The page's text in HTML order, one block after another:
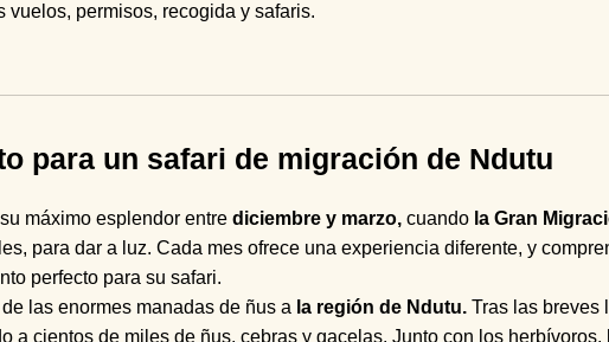
vuelos, permisos, recogida y safaris.
para un safari de migración de Ndutu
máximo esplendor entre diciembre y marzo, cuando la Gran
para dar a luz. Cada mes ofrece una experiencia diferente, y
perfecto para su safari.
las enormes manadas de ñus a la región de Ndutu. Tras las breves
a cientos de miles de ñus, cebras y gacelas. Junto con los